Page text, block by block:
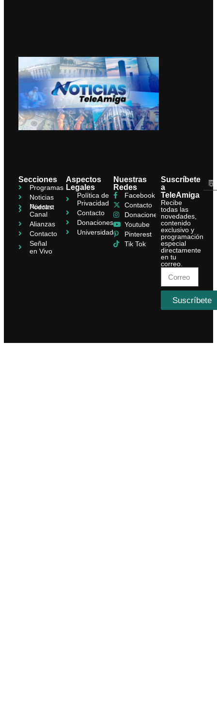
Secciones
Programas
Noticias
Pódcast
Nuestro
Canal
Alianzas
Contacto
Señal
en Vivo
Aspectos
Legales
Política de
Privacidad
Contacto
Donaciones
Universidad
Nuestras
Redes
Facebook
Contacto
Donaciones
Youtube
Pinterest
Tik Tok
Suscríbete
a
TeleAmiga
Recibe
todas las
novedades,
contenido
exclusivo y
programación
especial
directamente
en tu
correo.
Suscríbete